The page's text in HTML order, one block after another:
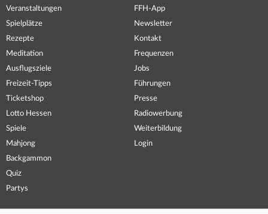
Veranstaltungen
Spielplätze
Rezepte
Meditation
Ausflugsziele
Freizeit-Tipps
Ticketshop
Lotto Hessen
Spiele
Mahjong
Backgammon
Quiz
Partys
FFH-App
Newsletter
Kontakt
Frequenzen
Jobs
Führungen
Presse
Radiowerbung
Weiterbildung
Login